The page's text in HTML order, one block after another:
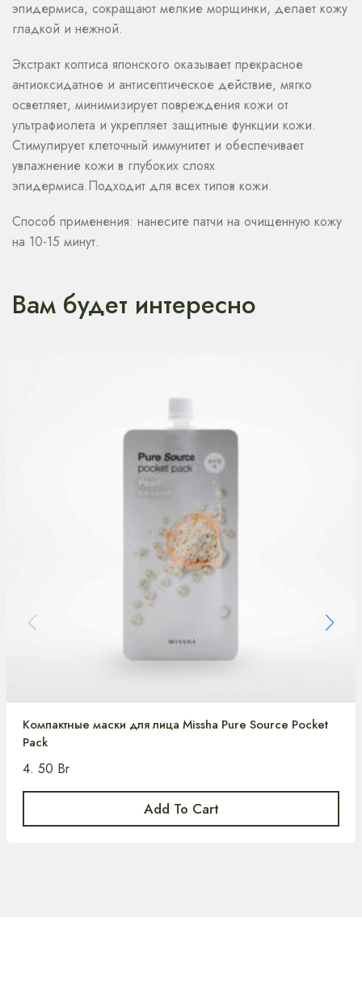
эпидермиса, сокращают мелкие морщинки, делает кожу
гладкой и нежной.
Экстракт коптиса японского оказывает прекрасное
антиоксидатное и антисептическое действие, мягко
осветляет, минимизирует повреждения кожи от
ультрафиолета и укрепляет защитные функции кожи.
Стимулирует клеточный иммунитет и обеспечивает
увлажнение кожи в глубоких слоях
эпидермиса.Подходит для всех типов кожи.
Способ применения: нанесите патчи на очищенную кожу
на 10-15 минут.
Вам будет интересно
Компактные маски для лица Missha Pure Source Pocket
Pack
4. 50 Br
Add To Cart